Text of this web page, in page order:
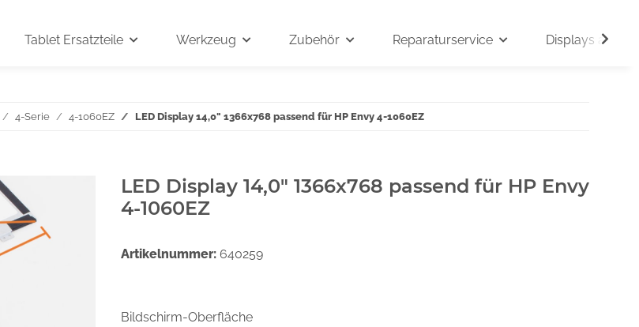
Tablet Ersatzteile Werkzeug Zubehör Reparaturservice Displays auf
4-Serie 4-1060EZ LED Display 14,0" 1366x768 passend für HP Envy 4-1060EZ
LED Display 14,0" 1366x768 passend für HP Envy
4-1060EZ
Artikelnummer: 640259
Bildschirm-Oberfläche